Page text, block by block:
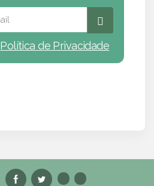
Política de Privacidade